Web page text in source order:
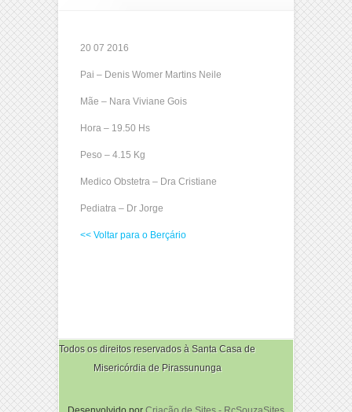
20 07 2016
Pai – Denis Womer Martins Neile
Mãe – Nara Viviane Gois
Hora – 19.50 Hs
Peso – 4.15 Kg
Medico Obstetra – Dra Cristiane
Pediatra – Dr Jorge
<< Voltar para o Berçário
Todos os direitos reservados à Santa Casa de
Misericórdia de Pirassununga